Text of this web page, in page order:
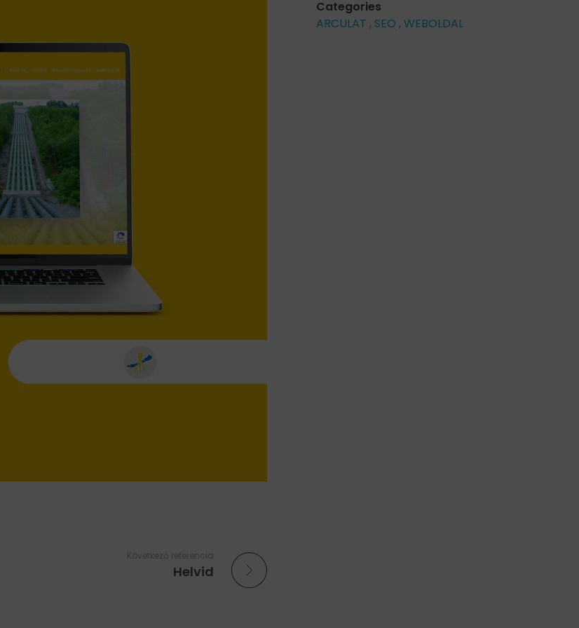
Categories
ARCULAT SEO WEBOLDAL
Következő referencia
Helvid